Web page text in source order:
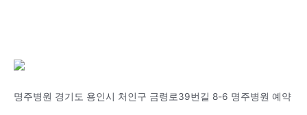
명주병원 경기도 용인시 처인구 금령로39번길 8-6 명주병원 예약